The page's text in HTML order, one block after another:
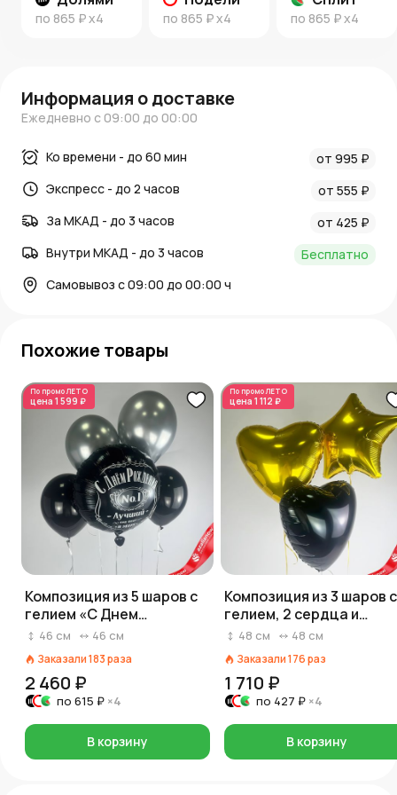
по 865 ₽x4 по 865 ₽x4 по 865 ₽x4
Информация о доставке
Ежедневно с 09:00 до 00:00
Ко времени - до 60 мин
от 995 ₽
Экспресс - до 2 часов
от 555 ₽
За МКАД - до 3 часов
от 425 ₽
Внутри МКАД - до 3 часов
Бесплатно
Самовывоз с 09:00 до 00:00 ч
Похожие товары
По промоЛЕТО
цена 1 599 ₽
Композиция из 5 шаров с
гелием «С Днем
Рождения, Лучший в
серебряный
46 см 46 см
Заказали183раза
2 460 ₽
по 615 ₽ ×4
В корзину
По промоЛЕТО
цена 1 112 ₽
Композиция из 3 шаров с
гелием, 2 сердца и
звезда, черный,
48 см 48 см
Заказали176раз
1 710 ₽
по 427 ₽ ×4
В корзину